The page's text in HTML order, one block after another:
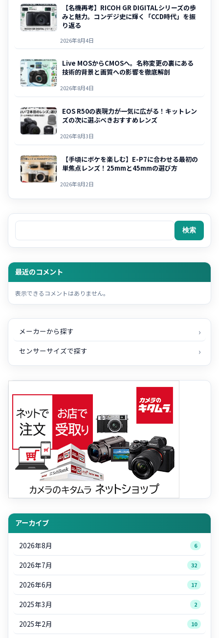
【名機再考】RICOH GR DIGITALシリーズの歩
みと魅力。コンデジ史に輝く「CCD時代」を振
り返る
2026年8月4日
Live MOSからCMOSへ。名称変更の裏にある
技術的背景と画質への影響を徹底解剖
2026年8月4日
EOS R50の表現力が一気に広がる！キットレン
ズの次に選ぶべきおすすめレンズ
2026年8月3日
【手頃にボケを楽しむ】E-P7に合わせる最初の
単焦点レンズ！25mmと45mmの選び方
2026年8月2日
検索
検索
最近のコメント
表示できるコメントはありません。
メーカーから探す
センサーサイズで探す
アーカイブ
2026年8月 6
2026年7月 32
2026年6月 17
2025年3月 2
2025年2月 10